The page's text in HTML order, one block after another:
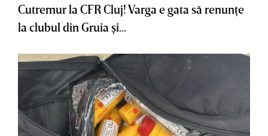
Cutremur la CFR Cluj! Varga e gata să renunţe
la clubul din Gruia şi...